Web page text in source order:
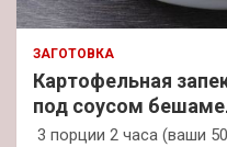
ЗАГОТОВКА
Картофельная
под соусом
3 порции 2 часа (ваши